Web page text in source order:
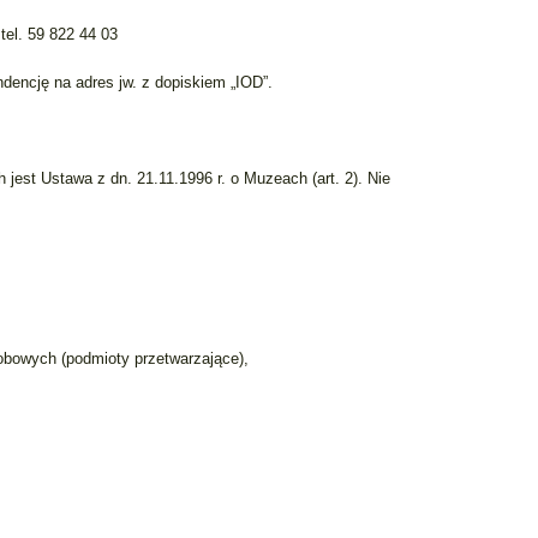
59 822 44 03
na adres jw. z dopiskiem „IOD”.
Ustawa z dn. 21.11.1996 r. o Muzeach (art. 2). Nie
(podmioty przetwarzające),